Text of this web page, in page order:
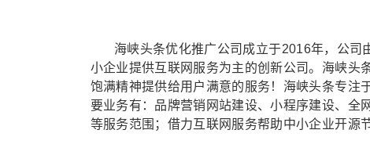
海峡头条优化推广公司成立于2016年，公司
小企业提供互联网服务为主的创新公司。海峡头
饱满精神提供给用户满意的服务！海峡头条专注
要业务有：品牌营销网站建设、小程序建设、全
等服务范围；借力互联网服务帮助中小企业开源